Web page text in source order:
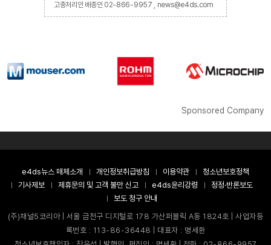
고충처리인 배종인 02-866-9957 , news@e4ds.com
Sponsored Company
e4ds뉴스 매체소개 개인정보취급방침 이용약관
청소년보호정책
기사제보
제휴문의 및 고객 불만 신고 e4ds윤리강령
정정·반론보도
보도 청구 안내
(주)채널5코리아 | 서울 금천구 디지털로 178 가산퍼블릭 A동 1824호 | 사업자등
록번호 : 113-86-36448 | 대표자 : 명세환